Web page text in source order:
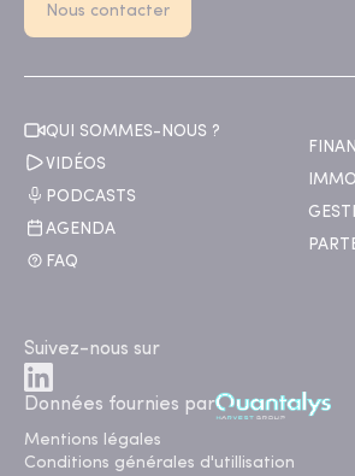
Nous contacter
QUI SOMMES-NOUS ?
VIDÉOS
PODCASTS
AGENDA
FAQ
Suivez-nous sur
Données fournies par
Mentions légales
Conditions générales d'utillisation